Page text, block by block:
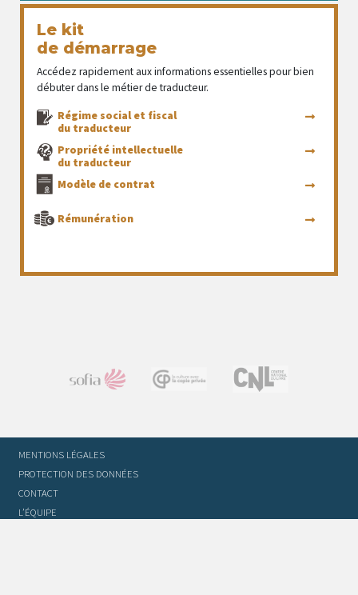
Le kit
de démarrage
Accédez rapidement aux informations essentielles pour bien
débuter dans le métier de traducteur.
Régime social et fiscal
du traducteur
Propriété intellectuelle
du traducteur
Modèle de contrat
Rémunération
MENTIONS LÉGALES
PROTECTION DES DONNÉES
CONTACT
L’ÉQUIPE